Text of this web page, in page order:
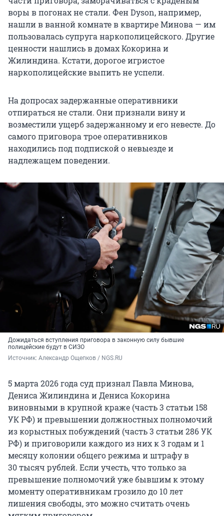
воры в погонах не стали. Фен Dyson, например,
нашли в ванной комнате в квартире Минова — им
пользовалась супруга наркополицейского. Другие
ценности нашлись в домах Кокорина и
Жилиндина. Кстати, дорогое игристое
наркополицейские выпить не успели.
На допросах задержанные оперативники
отпираться не стали. Они признали вину и
возместили ущерб задержанному и его невесте. До
самого приговора трое оперативников
находились под подпиской о невыезде и
надлежащем поведении.
Дожидаться вступления приговора в законную силу бывшие
полицейские будут в СИЗО
Источник: Александр Ощепков / NGS.RU
5 марта 2026 года суд признал Павла Минова,
Дениса Жилиндина и Дениса Кокорина
виновными в крупной краже (часть 3 статьи 158
УК РФ) и превышении должностных полномочий
из корыстных побуждений (часть 3 статьи 286 УК
РФ) и приговорили каждого из них к 3 годам и 1
месяцу колонии общего режима и штрафу в
30 тысяч рублей. Если учесть, что только за
превышение полномочий уже бывшим к этому
моменту оперативникам грозило до 10 лет
лишения свободы, это можно считать очень